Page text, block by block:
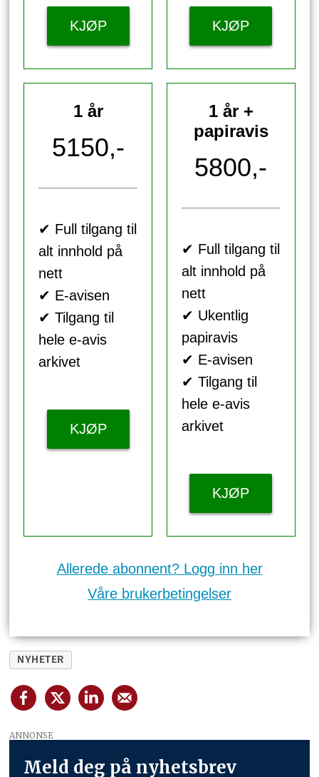
KJØP KJØP
1 år
5150,-
✔ Full tilgang til
alt innhold på
nett
✔ E-avisen
✔ Tilgang til
hele e-avis
arkivet
KJØP
1 år +
papiravis
5800,-
✔ Full tilgang til
alt innhold på
nett
✔ Ukentlig
papiravis
✔ E-avisen
✔ Tilgang til
hele e-avis
arkivet
KJØP
Allerede abonnent? Logg inn her
Våre brukerbetingelser
NYHETER
ANNONSE
Meld deg på nyhetsbrev